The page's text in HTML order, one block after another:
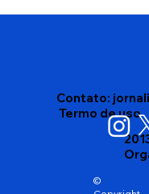
Bruna
Contato:
Termo de uso
©